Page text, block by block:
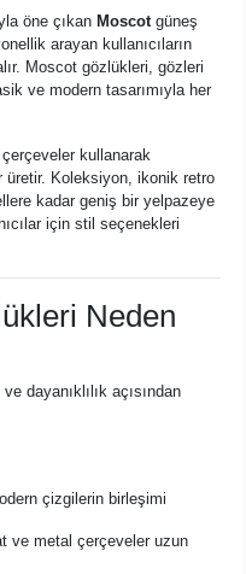
öne çıkan Moscot güneş
arayan kullanıcıların
Moscot gözlükleri, gözleri
ve modern tasarımıyla her
kullanarak
üretir. Koleksiyon, ikonik retro
kadar geniş bir yelpazeye
için stil seçenekleri
Neden
dayanıklılık açısından
çizgilerin birleşimi
ve metal çerçeveler uzun